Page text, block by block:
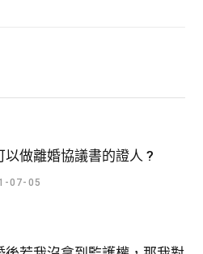
以做離婚協議書的證人 ?
07-05